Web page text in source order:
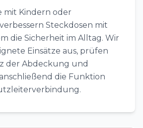
mit Kindern oder
Steckdosen mit
die Sicherheit im Alltag. Wir
Einsätze aus, prüfen
der Abdeckung und
die Funktion